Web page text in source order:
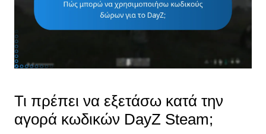
Τι πρέπει να εξετάσω κατά την
αγορά κωδικών DayZ Steam;